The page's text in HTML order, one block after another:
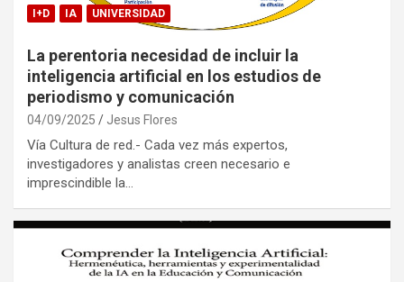
I+D IA UNIVERSIDAD
La perentoria necesidad de incluir la
inteligencia artificial en los estudios de
periodismo y comunicación
04/09/2025 Jesus Flores
Vía Cultura de red.- Cada vez más expertos,
investigadores y analistas creen necesario e
imprescindible la…